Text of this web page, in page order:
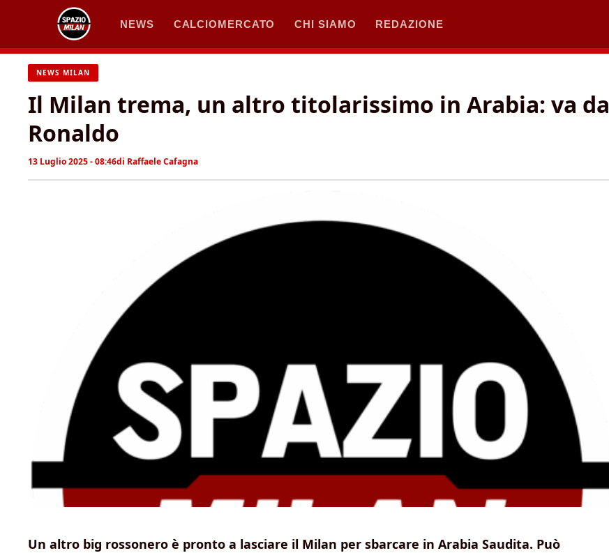
contenuto
NEWS CALCIOMERCATO CHI SIAMO REDAZIONE
NEWS MILAN
Il Milan trema, un altro titolarissimo in Arabia: va da
Ronaldo
13 Luglio 2025 - 08:46di Raffaele Cafagna
Un altro big rossonero è pronto a lasciare il Milan per sbarcare in Arabia Saudita. Può